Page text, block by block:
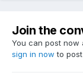
Join the
You can post now
sign in now to